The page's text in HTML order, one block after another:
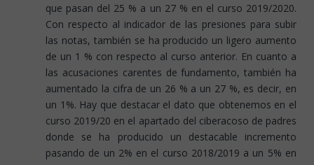
que pasan del 25 % a un 27 % en el curso 2019/2020.
Con respecto al indicador de las presiones para subir
las notas, también se ha producido un ligero aumento
de un 1 % con respecto al curso anterior. En cuanto a
las acusaciones carentes de fundamento, también ha
aumentado la cifra de un 26 % a un 27 %, es decir, en
un 1%. Hay que destacar el dato que obtenemos en el
curso 2019/20 en el apartado del ciberacoso de padres
donde se ha producido un destacable incremento
pasando de un 2% en el curso 2018/2019 a un 5% en